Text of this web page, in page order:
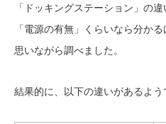
「ドッキングステーション」の違
「電源の有無」くらいなら分か
思いながら調べました。
結果的に、以下の違いがあるよう